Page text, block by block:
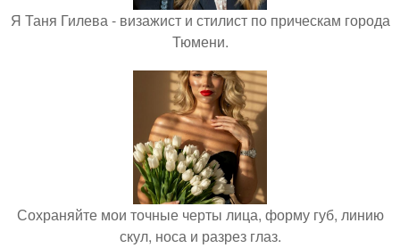
Я Таня Гилева - визажист и стилист по прическам города
Тюмени.
Сохраняйте мои точные черты лица, форму губ, линию
скул, носа и разрез глаз.